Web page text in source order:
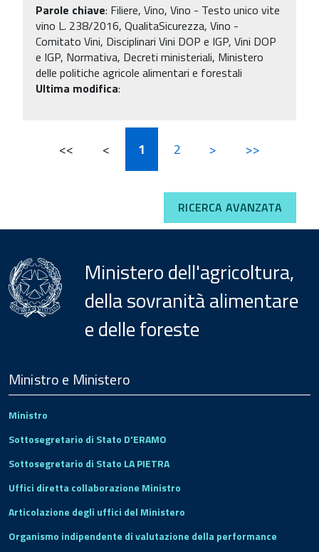
Parole chiave: Filiere, Vino, Vino - Testo unico vite
vino L. 238/2016, QualitaSicurezza, Vino -
Comitato Vini, Disciplinari Vini DOP e IGP, Vini DOP
e IGP, Normativa, Decreti ministeriali, Ministero
delle politiche agricole alimentari e forestali
Ultima modifica:
<< < 1 2 > >>
RICERCA AVANZATA
Ministero dell'agricoltura,
della sovranità alimentare
e delle foreste
Footer
Ministro e Ministero
Ministro
Sottosegretario di Stato D'ERAMO
Sottosegretario di Stato LA PIETRA
Uffici diretta collaborazione Ministro
Articolazione degli uffici del Ministero
Organismo indipendente di valutazione della performance